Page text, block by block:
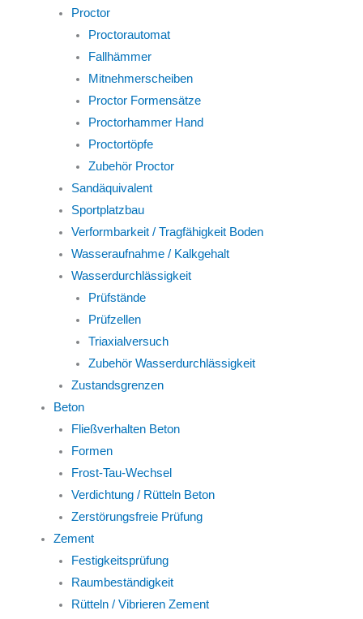
Proctor
Proctorautomat
Fallhämmer
Mitnehmerscheiben
Proctor Formensätze
Proctorhammer Hand
Proctortöpfe
Zubehör Proctor
Sandäquivalent
Sportplatzbau
Verformbarkeit / Tragfähigkeit Boden
Wasseraufnahme / Kalkgehalt
Wasserdurchlässigkeit
Prüfstände
Prüfzellen
Triaxialversuch
Zubehör Wasserdurchlässigkeit
Zustandsgrenzen
Beton
Fließverhalten Beton
Formen
Frost-Tau-Wechsel
Verdichtung / Rütteln Beton
Zerstörungsfreie Prüfung
Zement
Festigkeitsprüfung
Raumbeständigkeit
Rütteln / Vibrieren Zement